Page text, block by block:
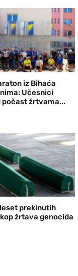
iz Bihaća
Učesnici
počast žrtvama...
prekinutih
žrtava genocida